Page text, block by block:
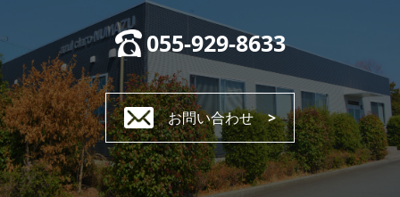
055-929-8633
お問い合わせ